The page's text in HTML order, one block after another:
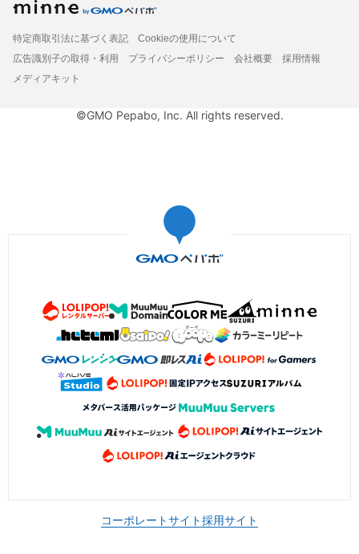
特定商取引法に基づく表記
Cookieの使用について
広告識別子の取得・利用
プライバシーポリシー 会社概要
採用情報
メディアキット
©GMO Pepabo, Inc. All rights reserved.
コーポレートサイト採用サイト